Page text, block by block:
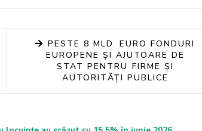
PESTE 8 MLD. EURO FONDURI
EUROPENE ȘI AJUTOARE DE
STAT PENTRU FIRME ȘI
AUTORITĂȚI PUBLICE